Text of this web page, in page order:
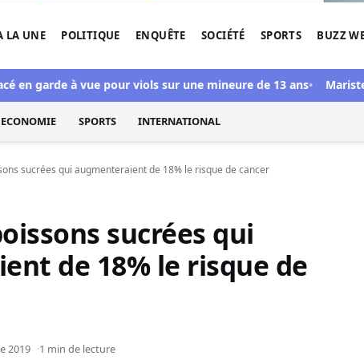
et d'investigation de l'Afrique.
LA UNE POLITIQUE ENQUÊTE SOCIÉTÉ SPORTS BUZZ
garde à vue pour viols sur une mineure de 13 ans Maristes :
ECONOMIE SPORTS INTERNATIONAL
sucrées qui augmenteraient de 18% le risque de cancer
sucrées qui
de 18% le risque de
2019 1 min de lecture